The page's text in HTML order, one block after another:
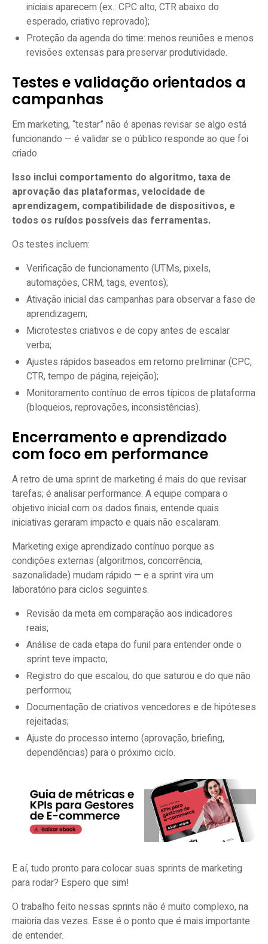
iniciais aparecem (ex.: CPC alto, CTR abaixo do
esperado, criativo reprovado);
Proteção da agenda do time: menos reuniões e menos
revisões extensas para preservar produtividade.
Testes e validação orientados a
campanhas
Em marketing, “testar” não é apenas revisar se algo está
funcionando — é validar se o público responde ao que foi
criado.
Isso inclui comportamento do algoritmo, taxa de
aprovação das plataformas, velocidade de
aprendizagem, compatibilidade de dispositivos, e
todos os ruídos possíveis das ferramentas.
Os testes incluem:
Verificação de funcionamento (UTMs, pixels,
automações, CRM, tags, eventos);
Ativação inicial das campanhas para observar a fase de
aprendizagem;
Microtestes criativos e de copy antes de escalar
verba;
Ajustes rápidos baseados em retorno preliminar (CPC,
CTR, tempo de página, rejeição);
Monitoramento contínuo de erros típicos de plataforma
(bloqueios, reprovações, inconsistências).
Encerramento e aprendizado
com foco em performance
A retro de uma sprint de marketing é mais do que revisar
tarefas; é analisar performance. A equipe compara o
objetivo inicial com os dados finais, entende quais
iniciativas geraram impacto e quais não escalaram.
Marketing exige aprendizado contínuo porque as
condições externas (algoritmos, concorrência,
sazonalidade) mudam rápido — e a sprint vira um
laboratório para ciclos seguintes.
Revisão da meta em comparação aos indicadores
reais;
Análise de cada etapa do funil para entender onde o
sprint teve impacto;
Registro do que escalou, do que saturou e do que não
performou;
Documentação de criativos vencedores e de hipóteses
rejeitadas;
Ajuste do processo interno (aprovação, briefing,
dependências) para o próximo ciclo.
E aí, tudo pronto para colocar suas sprints de marketing
para rodar? Espero que sim!
O trabalho feito nessas sprints não é muito complexo, na
maioria das vezes. Esse é o ponto que é mais importante
de entender.